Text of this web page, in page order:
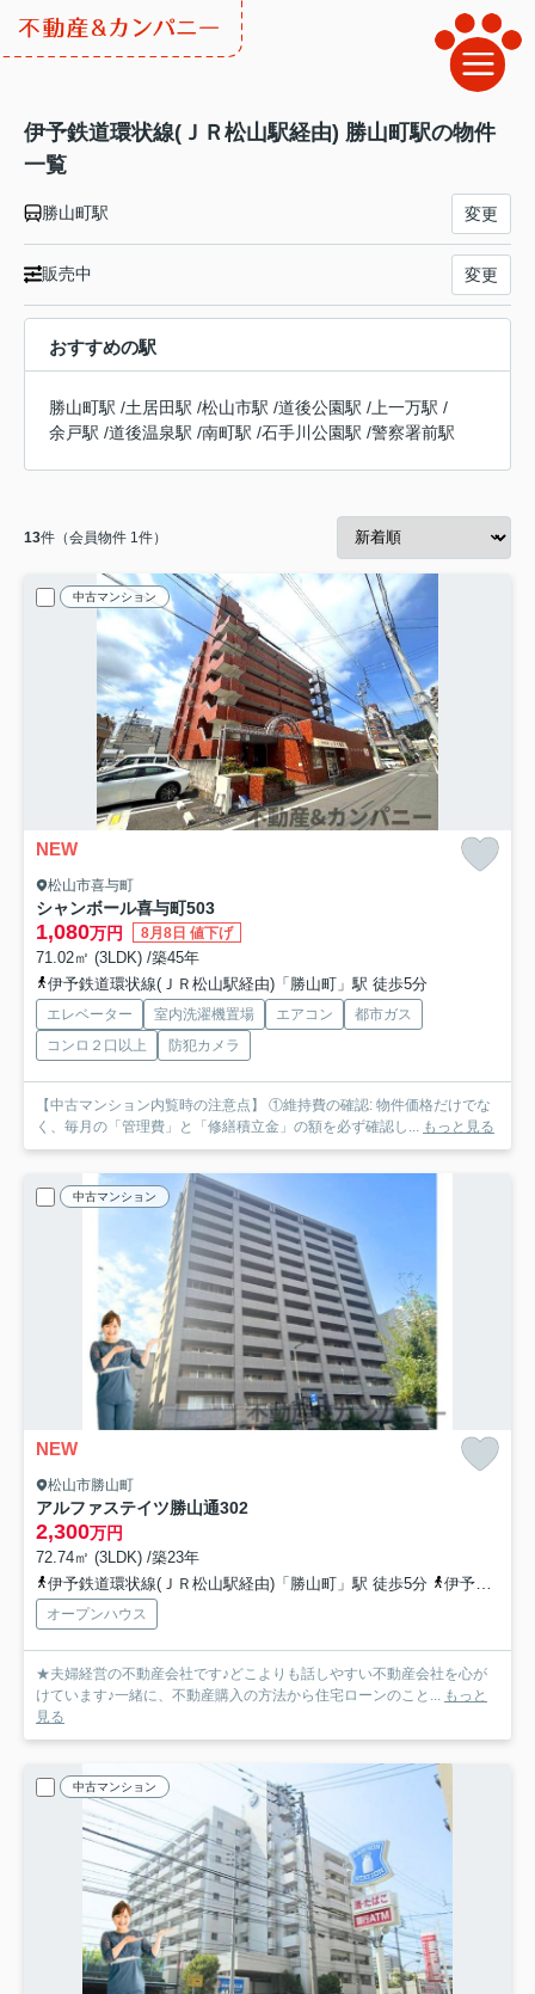
伊予鉄道環状線(ＪＲ松山駅経由) 勝山町駅の物件
一覧
勝山町駅 変更
販売中 変更
おすすめの駅
勝山町駅 /土居田駅 /松山市駅 /道後公園駅 / 上一万駅 /
余戸駅 /道後温泉駅 /南町駅 /石手川公園駅 /警察署前駅
13件（会員物件 1件）
中古マンション
NEW
松山市喜与町
シャンボール喜与町503
1,080万円 8月8日 値下げ
71.02㎡ (3LDK) /築45年
伊予鉄道環状線(ＪＲ松山駅経由)「勝山町」駅 徒歩5分
エレベーター 室内洗濯機置場 エアコン
都市ガス
コンロ２口以上
防犯カメラ
【中古マンション内覧時の注意点】 ①維持費の確認: 物件価格だけでな
く、毎月の「管理費」と「修繕積立金」の額を必ず確認し...
もっと見る
中古マンション
NEW
松山市勝山町
アルファステイツ勝山通302
2,300万円
72.74㎡ (3LDK) /築23年
伊予鉄道環状線(ＪＲ松山駅経由)「勝山町」駅 徒歩5分
伊予鉄バス「南持田」バス停下車 徒歩2分
オープンハウス
★夫婦経営の不動産会社です♪どこよりも話しやすい不動産会社を心が
けています♪一緒に、不動産購入の方法から住宅ローンのこと...
もっと
見る
中古マンション